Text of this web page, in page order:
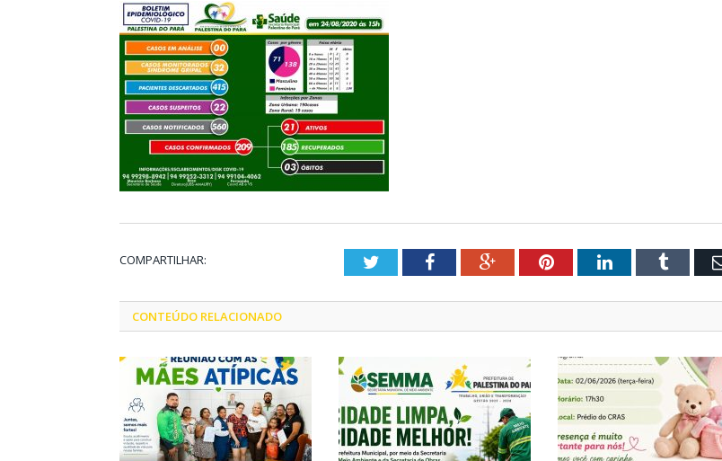
COMPARTILHAR: TwitterFacebookGoogle+PinterestLinkedInTumblr
CONTEÚDO RELACIONADO